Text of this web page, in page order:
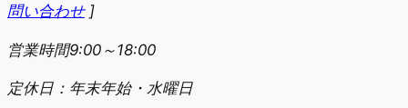
問い合わせ]
営業時間9:00～18:00
定休日：年末年始・水曜日